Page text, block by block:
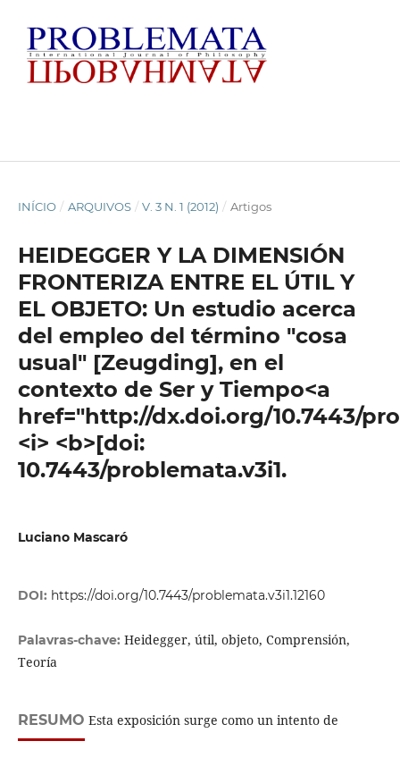
INÍCIO / ARQUIVOS / V. 3 N. 1 (2012) / Artigos
HEIDEGGER Y LA DIMENSIÓN
FRONTERIZA ENTRE EL ÚTIL Y
EL OBJETO: Un estudio acerca
del empleo del término "cosa
usual" [Zeugding], en el
contexto de Ser y Tiempo<a
href="http://dx.doi.org/10.7443/
<i> <b>[doi:
10.7443/problemata.v3i1.
Luciano Mascaró
DOI: https://doi.org/10.7443/problemata.v3i1.12160
Palavras-chave: Heidegger, útil, objeto, Comprensión,
Teoría
RESUMO Esta exposición surge como un intento de